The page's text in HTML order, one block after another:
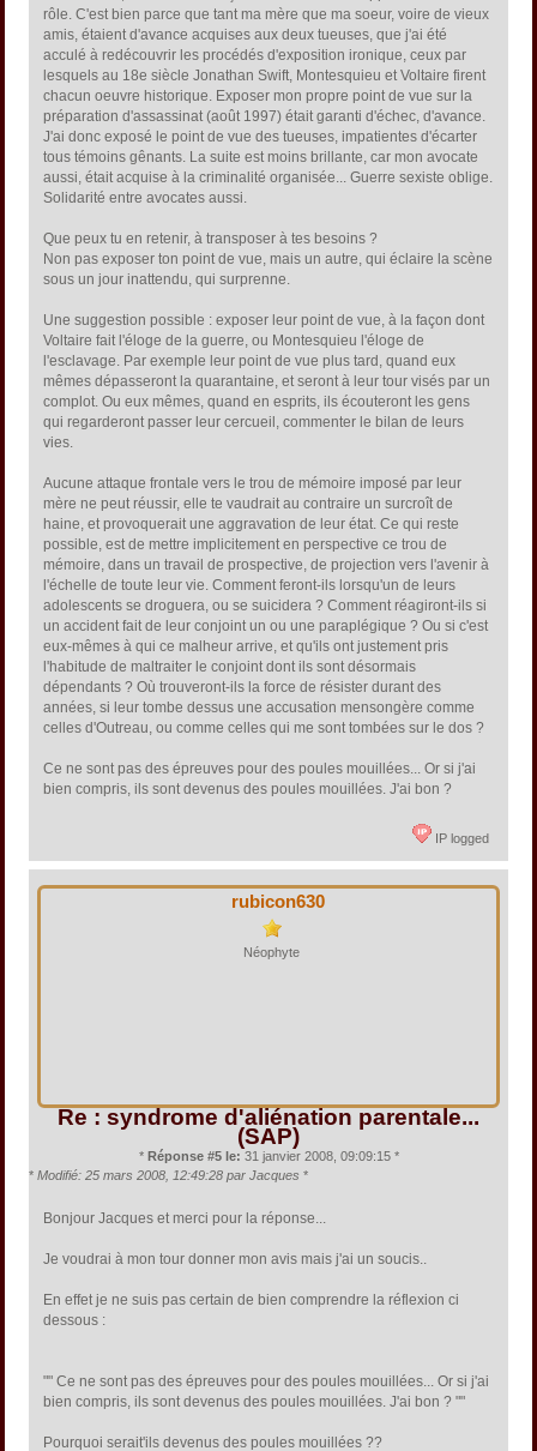
rôle. C'est bien parce que tant ma mère que ma soeur, voire de vieux
amis, étaient d'avance acquises aux deux tueuses, que j'ai été
acculé à redécouvrir les procédés d'exposition ironique, ceux par
lesquels au 18e siècle Jonathan Swift, Montesquieu et Voltaire firent
chacun oeuvre historique. Exposer mon propre point de vue sur la
préparation d'assassinat (août 1997) était garanti d'échec, d'avance.
J'ai donc exposé le point de vue des tueuses, impatientes d'écarter
tous témoins gênants. La suite est moins brillante, car mon avocate
aussi, était acquise à la criminalité organisée... Guerre sexiste oblige.
Solidarité entre avocates aussi.
Que peux tu en retenir, à transposer à tes besoins ?
Non pas exposer ton point de vue, mais un autre, qui éclaire la scène
sous un jour inattendu, qui surprenne.
Une suggestion possible : exposer leur point de vue, à la façon dont
Voltaire fait l'éloge de la guerre, ou Montesquieu l'éloge de
l'esclavage. Par exemple leur point de vue plus tard, quand eux
mêmes dépasseront la quarantaine, et seront à leur tour visés par un
complot. Ou eux mêmes, quand en esprits, ils écouteront les gens
qui regarderont passer leur cercueil, commenter le bilan de leurs
vies.
Aucune attaque frontale vers le trou de mémoire imposé par leur
mère ne peut réussir, elle te vaudrait au contraire un surcroît de
haine, et provoquerait une aggravation de leur état. Ce qui reste
possible, est de mettre implicitement en perspective ce trou de
mémoire, dans un travail de prospective, de projection vers l'avenir à
l'échelle de toute leur vie. Comment feront-ils lorsqu'un de leurs
adolescents se droguera, ou se suicidera ? Comment réagiront-ils si
un accident fait de leur conjoint un ou une paraplégique ? Ou si c'est
eux-mêmes à qui ce malheur arrive, et qu'ils ont justement pris
l'habitude de maltraiter le conjoint dont ils sont désormais
dépendants ? Où trouveront-ils la force de résister durant des
années, si leur tombe dessus une accusation mensongère comme
celles d'Outreau, ou comme celles qui me sont tombées sur le dos ?
Ce ne sont pas des épreuves pour des poules mouillées... Or si j'ai
bien compris, ils sont devenus des poules mouillées. J'ai bon ?
IP logged
rubicon630
Néophyte
Re : syndrome d'aliénation parentale...
(SAP)
* Réponse #5 le: 31 janvier 2008, 09:09:15 *
* Modifié: 25 mars 2008, 12:49:28 par Jacques *
Bonjour Jacques et merci pour la réponse...
Je voudrai à mon tour donner mon avis mais j'ai un soucis..
En effet je ne suis pas certain de bien comprendre la réflexion ci
dessous :
"" Ce ne sont pas des épreuves pour des poules mouillées... Or si j'ai
bien compris, ils sont devenus des poules mouillées. J'ai bon ? ""
Pourquoi serait'ils devenus des poules mouillées ??